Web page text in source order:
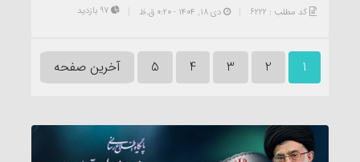
کد مطلب : 6222 دی ۱۸, ۱۴۰۴ - 0:20 ق.ظ
1
2
3
4
5 آخرین صفحه